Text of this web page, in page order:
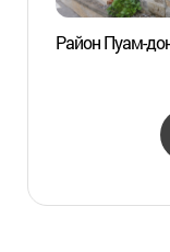
Район Пуам-